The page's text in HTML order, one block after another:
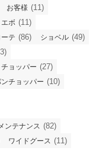
お客様 (11)
エボ (11)
テ (86) ショベル (49)
チョッパー (27)
チョッパー (10)
ンテナンス (82)
ワイドグース (11)